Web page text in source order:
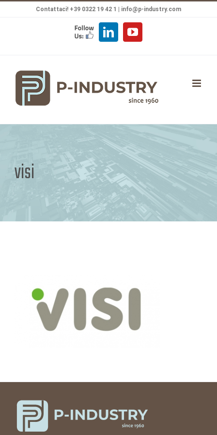
Contattaci! +39 0322 19 42 1 | info@p-industry.com
FOLLOW
US
LinkedInYouTube
visi